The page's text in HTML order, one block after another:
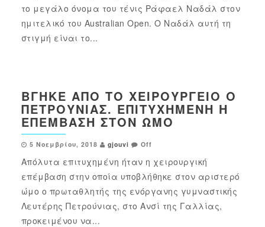
το μεγάλο όνομα του τένις Ράφαελ Ναδάλ στον
ημιτελικό του Australian Open. Ο Ναδάλ αυτή τη
στιγμή είναι το...
ΒΓΉΚΕ ΑΠΌ ΤΟ ΧΕΙΡΟΥΡΓΕΊΟ Ο
ΠΕΤΡΟΎΝΙΑΣ. ΕΠΙΤΥΧΗΜΈΝΗ Η
ΕΠΈΜΒΑΣΗ ΣΤΟΝ ΏΜΟ
5 Νοεμβρίου, 2018 gjouvi Off
Απόλυτα επιτυχημένη ήταν η χειρουργική
επέμβαση στην οποία υποβλήθηκε στον αριστερό
ώμο ο πρωταθλητής της ενόργανης γυμναστικής
Λευτέρης Πετρούνιας, στο Ανσί της Γαλλίας,
προκειμένου να...